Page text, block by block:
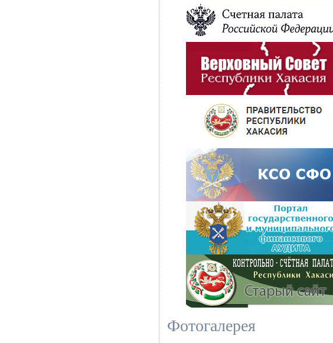
Фотогалерея